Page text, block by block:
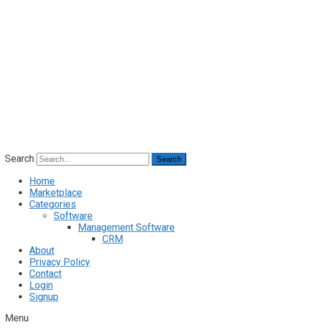
Search Search
Home
Marketplace
Categories
Software
Management Software
CRM
About
Privacy Policy
Contact
Login
Signup
Menu